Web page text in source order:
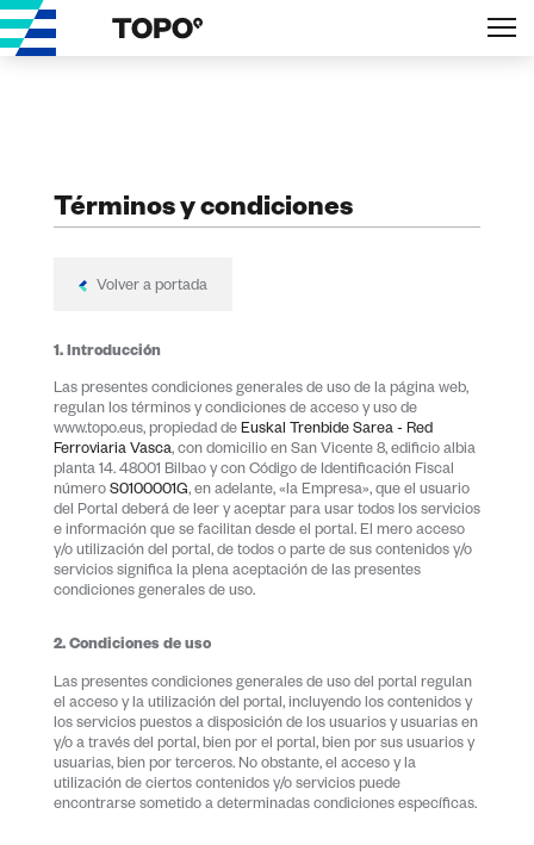
Términos y condiciones
Volver a portada
1. Introducción
Las presentes condiciones generales de uso de la página web,
regulan los términos y condiciones de acceso y uso de
www.topo.eus, propiedad de Euskal Trenbide Sarea - Red
Ferroviaria Vasca, con domicilio en San Vicente 8, edificio albia
planta 14. 48001 Bilbao y con Código de Identificación Fiscal
número S0100001G, en adelante, «la Empresa», que el usuario
del Portal deberá de leer y aceptar para usar todos los servicios
e información que se facilitan desde el portal. El mero acceso
y/o utilización del portal, de todos o parte de sus contenidos y/o
servicios significa la plena aceptación de las presentes
condiciones generales de uso.
2. Condiciones de uso
Las presentes condiciones generales de uso del portal regulan
el acceso y la utilización del portal, incluyendo los contenidos y
los servicios puestos a disposición de los usuarios y usuarias en
y/o a través del portal, bien por el portal, bien por sus usuarios y
usuarias, bien por terceros. No obstante, el acceso y la
utilización de ciertos contenidos y/o servicios puede
encontrarse sometido a determinadas condiciones específicas.